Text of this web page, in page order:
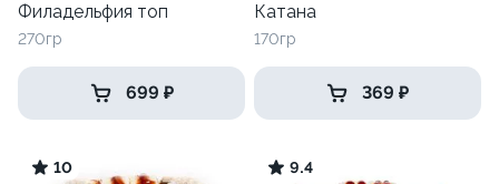
Филадельфия топ
270гр
699 ₽
Катана
170гр
369 ₽
10 9.4